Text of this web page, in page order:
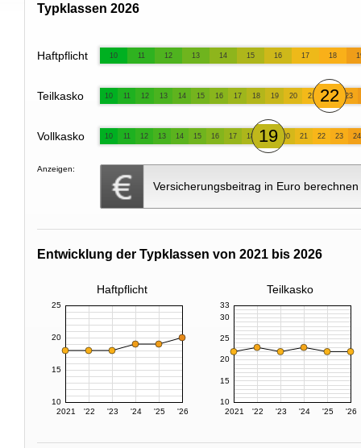
Typklassen 2026
Haftpflicht 10 11 12 13 14 15 16 17 18
Teilkasko 10 11 12 13 14 15 16 17 18 19 20 21 22 23
Vollkasko 10 11 12 13 14 15 16 17 18 19 20 21 22 23 24
Anzeigen:
Versicherungsbeitrag in Euro berechnen
Entwicklung der Typklassen von 2021 bis 2026
Haftpflicht Teilkasko
2021 '22 '23 '24 '25 '26
10
15
20
25
2021 '22 '23 '24 '25 '26
10
15
20
25
30
33